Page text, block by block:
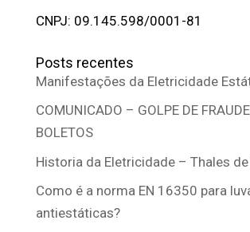
CNPJ: 09.145.598/0001-81
Posts recentes
Manifestações da Eletricidade
COMUNICADO – GOLPE DE
BOLETOS
Historia da Eletricidade – Thales
Como é a norma EN 16350 para
antiestáticas?